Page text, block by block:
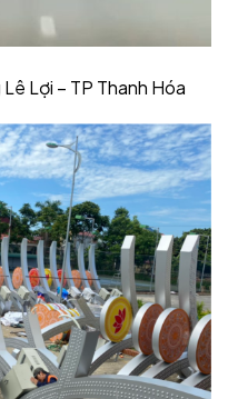
Lợi – TP Thanh Hóa